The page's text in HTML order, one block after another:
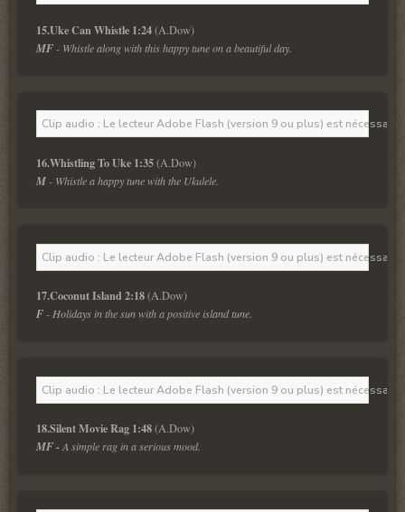
15.Uke Can Whistle 1:24 (A.Dow)
MF - Whistle along with this happy tune on a beautiful day.
Clip audio : Le lecteur Adobe Flash (version 9 ou plus) est
16.Whistling To Uke 1:35 (A.Dow)
M - Whistle a happy tune with the Ukulele.
Clip audio : Le lecteur Adobe Flash (version 9 ou plus) est
17.Coconut Island 2:18 (A.Dow)
F - Holidays in the sun with a positive island tune.
Clip audio : Le lecteur Adobe Flash (version 9 ou plus) est
18.Silent Movie Rag 1:48 (A.Dow)
MF - A simple rag in a serious mood.